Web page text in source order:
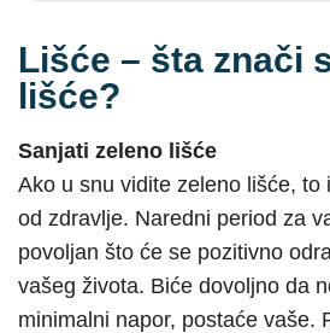
Lišće – šta znači
lišće?
Sanjati zeleno lišće
Ako u snu vidite zeleno lišće, to
od zdravlje. Naredni period za
povoljan što će se pozitivno
vašeg života. Biće dovoljno da
minimalni napor, postaće vaše.